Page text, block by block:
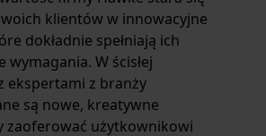
klientów w innowacyjne
dokładnie spełniają ich
wymagania. W ścisłej
ekspertami z branży
są nowe, kreatywne
zaoferować użytkownikowi